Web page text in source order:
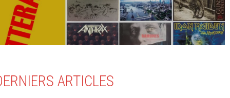
ARTICLES